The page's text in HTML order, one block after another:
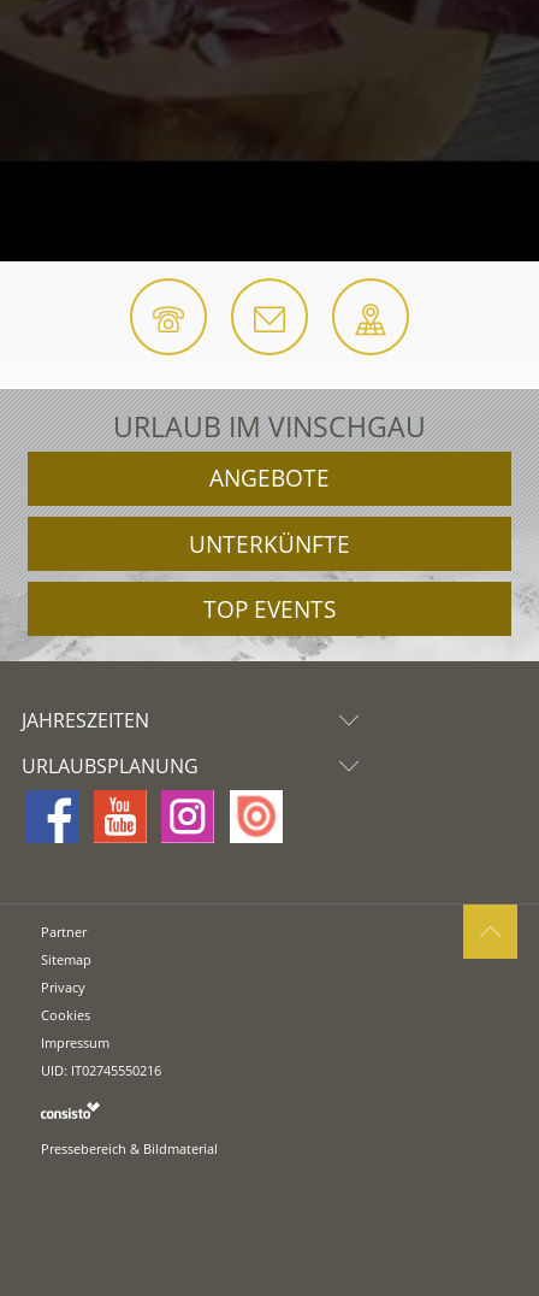
URLAUB IM VINSCHGAU
ANGEBOTE
UNTERKÜNFTE
TOP EVENTS
JAHRESZEITEN
URLAUBSPLANUNG
Partner
Sitemap
Privacy
Cookies
Impressum
UID: IT02745550216
Pressebereich & Bildmaterial